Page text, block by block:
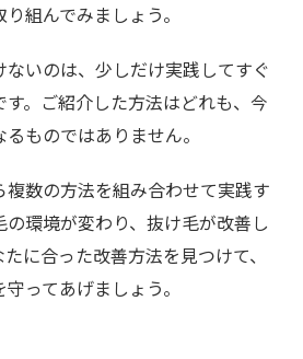
組んでみましょう。
いのは、少しだけ実践してすぐ
。ご紹介した方法はどれも、今
ものではありません。
複数の方法を組み合わせて実践す
環境が変わり、抜け毛が改善し
に合った改善方法を見つけて、
ってあげましょう。